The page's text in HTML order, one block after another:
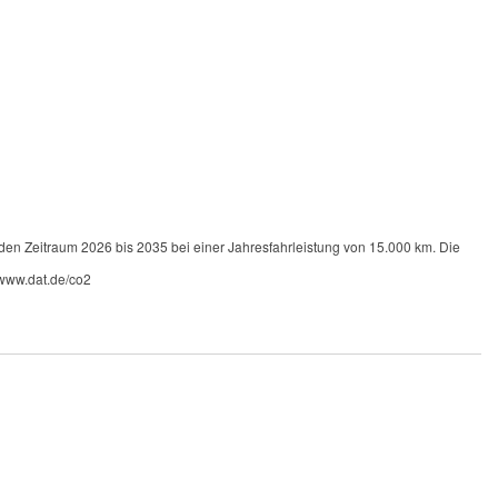
Zeitraum 2026 bis 2035 bei einer Jahresfahrleistung von 15.000 km. Die
co2